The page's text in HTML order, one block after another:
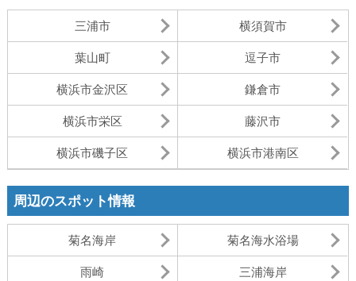
三浦市 横須賀市
葉山町 逗子市
横浜市金沢区 鎌倉市
横浜市栄区 藤沢市
横浜市磯子区 横浜市港南区
周辺のスポット情報
菊名海岸 菊名海水浴場
雨崎 三浦海岸